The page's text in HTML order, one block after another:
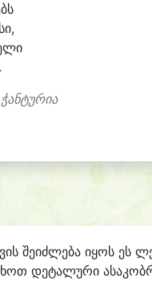
სი,
ლი
შეიძლება იყოს ეს
დეტალური